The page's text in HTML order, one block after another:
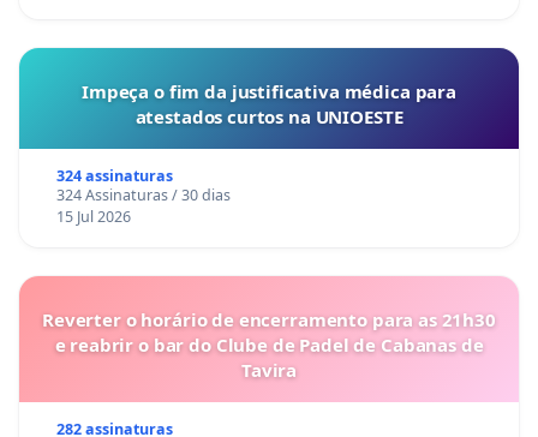
Impeça o fim da justificativa médica para
atestados curtos na UNIOESTE
324 assinaturas
324 Assinaturas / 30 dias
15 Jul 2026
Reverter o horário de encerramento para as 21h30
e reabrir o bar do Clube de Padel de Cabanas de
Tavira
282 assinaturas